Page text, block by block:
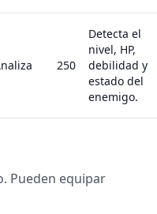
250
Detecta el
nivel, HP,
debilidad y
estado del
enemigo.
Pueden equipar